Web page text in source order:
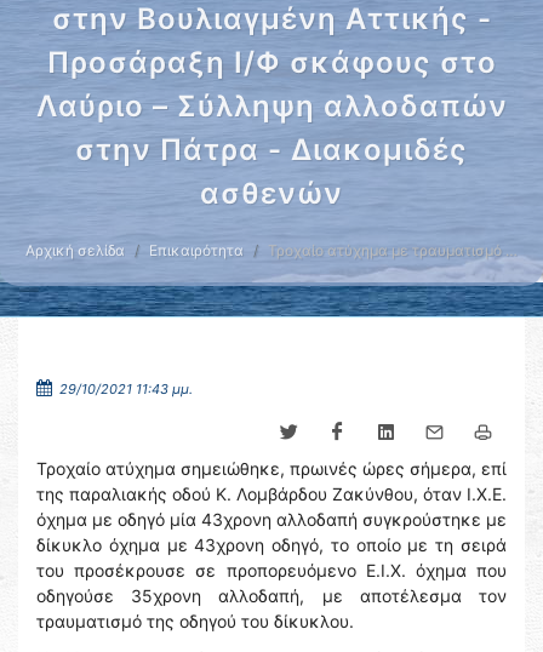
στην Βουλιαγμένη Αττικής -
Προσάραξη Ι/Φ σκάφους στο
Λαύριο – Σύλληψη αλλοδαπών
στην Πάτρα - Διακομιδές
ασθενών
Αρχική σελίδα Επικαιρότητα Τροχαίο ατύχημα με τραυματισμό …
29/10/2021 11:43 μμ.
Τροχαίο ατύχημα σημειώθηκε, πρωινές ώρες σήμερα, επί
της παραλιακής οδού Κ. Λομβάρδου Ζακύνθου, όταν Ι.Χ.Ε.
όχημα με οδηγό μία 43χρονη αλλοδαπή συγκρούστηκε με
δίκυκλο όχημα με 43χρονη οδηγό, το οποίο με τη σειρά
του προσέκρουσε σε προπορευόμενο Ε.Ι.Χ. όχημα που
οδηγούσε 35χρονη αλλοδαπή, με αποτέλεσμα τον
τραυματισμό της οδηγού του δίκυκλου.